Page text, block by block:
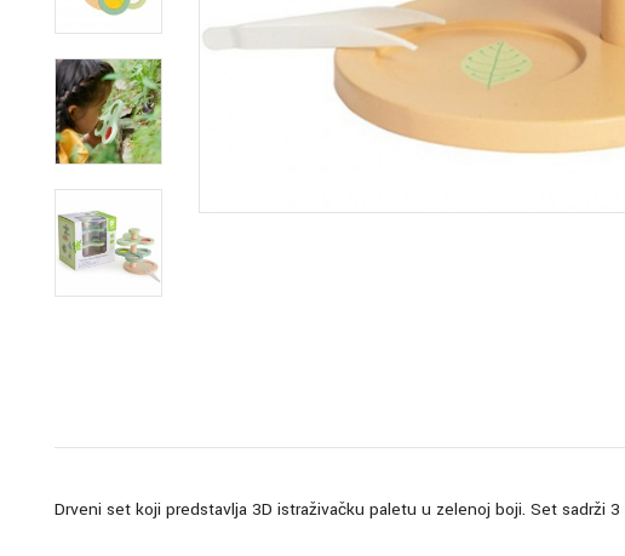
Drveni set koji predstavlja 3D istraživačku paletu u zelenoj boji. Set